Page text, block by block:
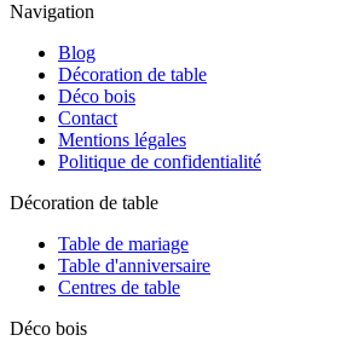
Navigation
Blog
Décoration de table
Déco bois
Contact
Mentions légales
Politique de confidentialité
Décoration de table
Table de mariage
Table d'anniversaire
Centres de table
Déco bois